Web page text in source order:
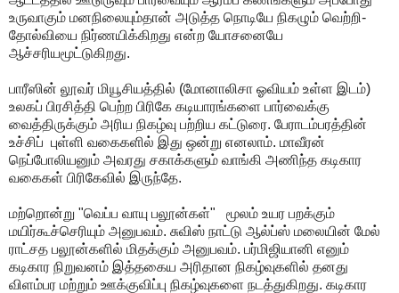
உருவாகும் மனநிலையும்தான் அடுத்த நொடியே நிகழும் வெற்றி-
தோல்வியை நிர்ணயிக்கிறது என்ற யோசனையே
ஆச்சரியமூட்டுகிறது.
பாரீஸின் லூவர் மியூசியத்தில் (மோனாலிசா ஓவியம் உள்ள இடம்)
உலகப் பிரசித்தி பெற்ற பிரிகே கடியாரங்களை பார்வைக்கு
வைத்திருக்கும் அரிய நிகழ்வு பற்றிய கட்டுரை. பேராடம்பரத்தின்
உச்சிப் புள்ளி வகைகளில் இது ஒன்று எனலாம். மாவீரன்
நெப்போலியனும் அவரது சகாக்களும் வாங்கி அணிந்த கடிகார
வகைகள் பிரிகேவில் இருந்தே.
மற்றொன்று "வெப்ப வாயு பலூன்கள்" மூலம் உயர பறக்கும்
மயிர்கூச்செரியும் அனுபவம். சுவிஸ் நாட்டு ஆல்ப்ஸ் மலையின் மேல்
ராட்சத பலூன்களில் மிதக்கும் அனுபவம். பர்மிஜியானி எனும்
கடிகார நிறுவனம் இத்தகைய அரிதான நிகழ்வுகளில் தனது
விளம்பர மற்றும் ஊக்குவிப்பு நிகழ்வுகளை நடத்துகிறது. கடிகார